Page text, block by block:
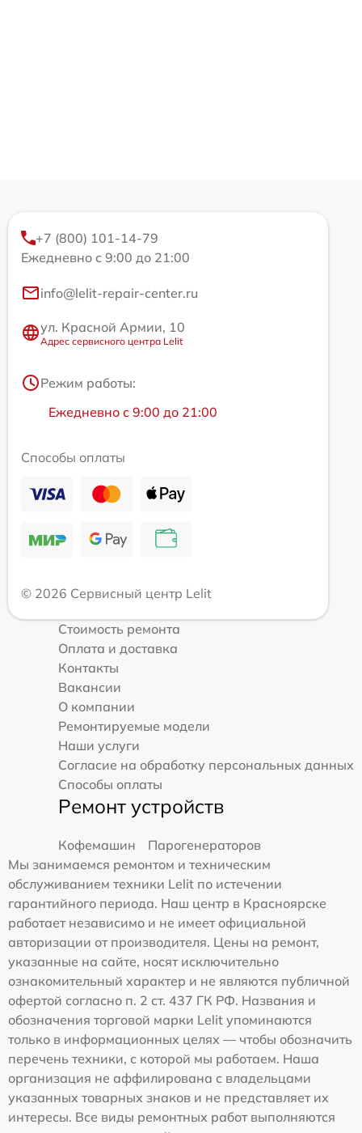
+7 (800) 101-14-79
Ежедневно с 9:00 до 21:00
info@lelit-repair-center.ru
ул. Красной Армии, 10
Адрес сервисного центра Lelit
Режим работы:
Ежедневно с 9:00 до 21:00
Способы оплаты
© 2026 Сервисный центр Lelit
Стоимость ремонта
Оплата и доставка
Контакты
Вакансии
О компании
Ремонтируемые модели
Наши услуги
Согласие на обработку персональных данных
Способы оплаты
Ремонт устройств
Кофемашин
Парогенераторов
Мы занимаемся ремонтом и техническим
обслуживанием техники Lelit по истечении
гарантийного периода. Наш центр в Красноярске
работает независимо и не имеет официальной
авторизации от производителя. Цены на ремонт,
указанные на сайте, носят исключительно
ознакомительный характер и не являются публичной
офертой согласно п. 2 ст. 437 ГК РФ. Названия и
обозначения торговой марки Lelit упоминаются
только в информационных целях — чтобы обозначить
перечень техники, с которой мы работаем. Наша
организация не аффилирована с владельцами
указанных товарных знаков и не представляет их
интересы. Все виды ремонтных работ выполняются